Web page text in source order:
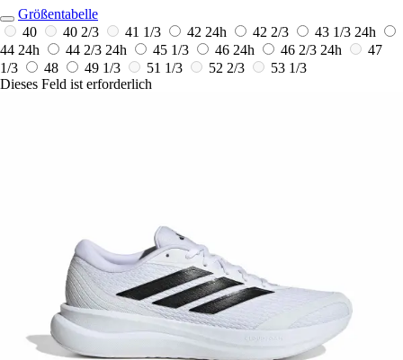
Größentabelle
40
40 2/3 41 1/3 42 24h 42 2/3 43 1/3 24h
44 24h 44 2/3 24h 45 1/3 46 24h 46 2/3 24h
47
1/3
48 49 1/3 51 1/3 52 2/3
53 1/3
Dieses Feld ist erforderlich